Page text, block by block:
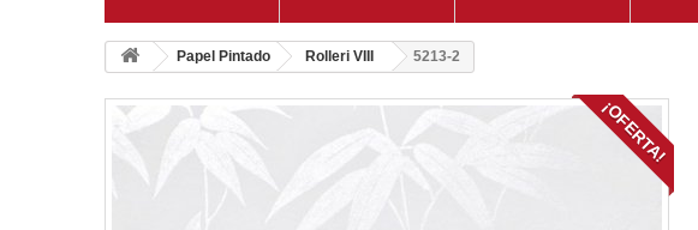
Papel Pintado Rolleri VIII 5213-2
¡OFERTA!